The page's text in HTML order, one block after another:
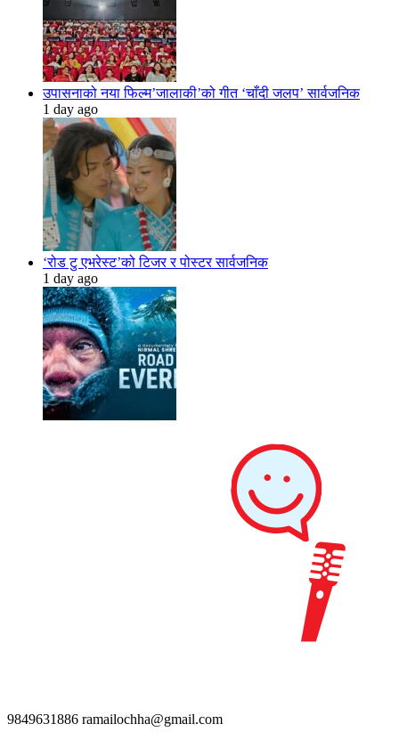
उपासनाको नया फिल्म’जालाकी’को गीत ‘चाँदी जलप’ सार्वजनिक
1 day ago
‘रोड टु एभरेस्ट’को टिजर र पोस्टर सार्वजनिक
1 day ago
9849631886 ramailochha@gmail.com